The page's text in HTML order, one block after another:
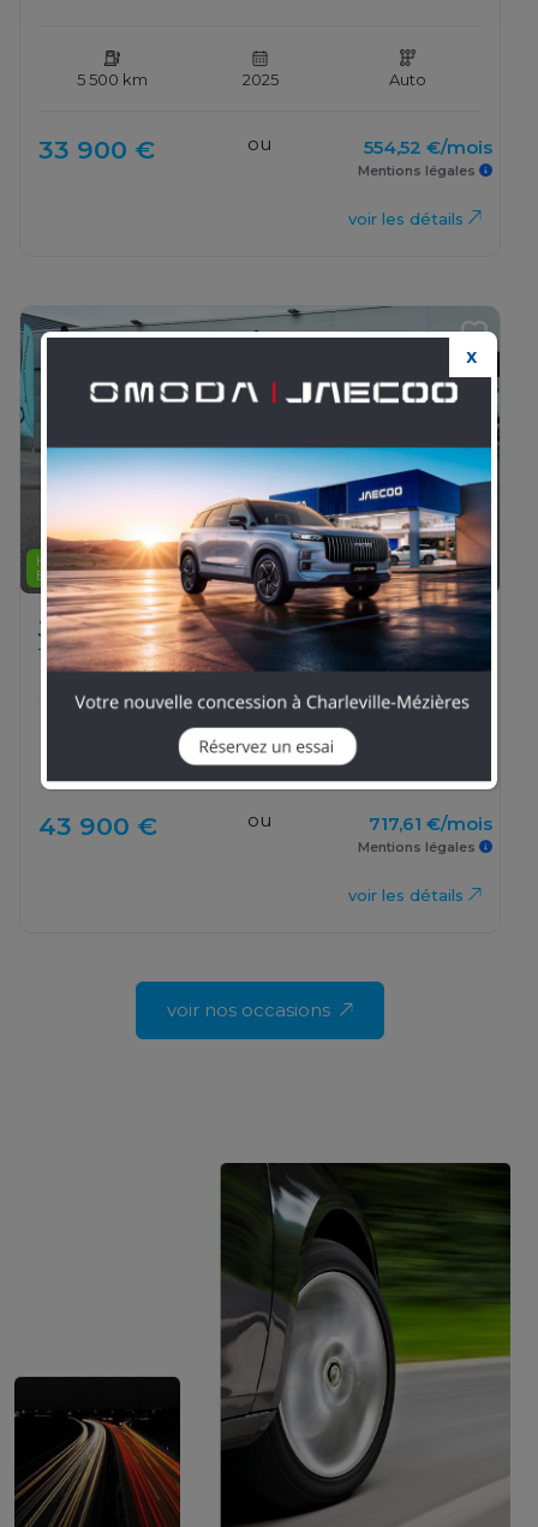
5 500 km 2025 Auto
33 900 € ou 554,52 €/mois
Mentions légales
voir les détails
Previous Next
HYBRIDE RECHARGEABLE :
ESSENCE/ELECTRIQUE
03 26 83 82 82
JEEP - Compass
1.3 Turbo T4 240ch PHEV 4xe Summit AT6 eAWD
2024
43 900 € ou 717,61 €/mois
Mentions légales
voir les détails
voir nos occasions
X